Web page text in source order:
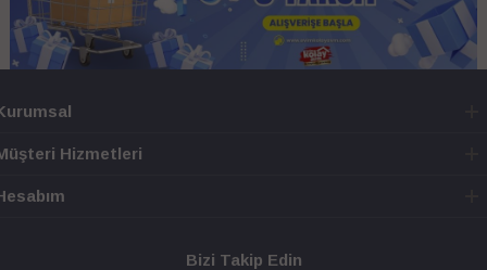
Hizmetleri
Bizi Takip Edin